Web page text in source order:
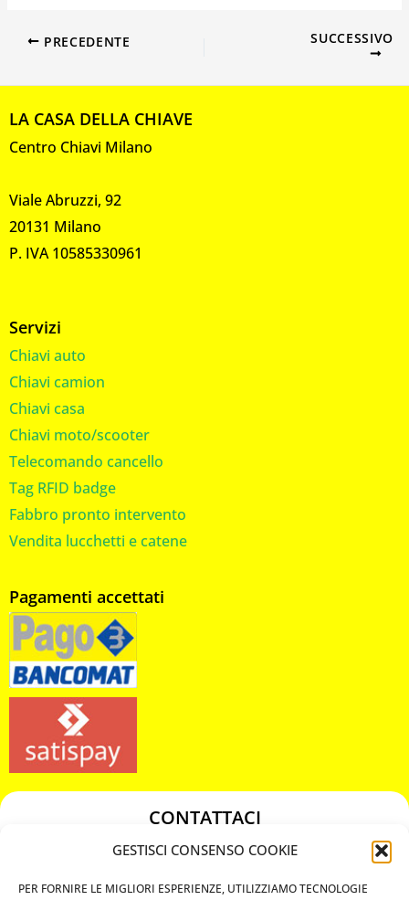
GESTISCI CONSENSO COOKIE
PER FORNIRE LE MIGLIORI ESPERIENZE, UTILIZZIAMO TECNOLOGIE
PRECEDENTE SUCCESSIVO
LA CASA DELLA CHIAVE
Centro Chiavi Milano
Viale Abruzzi, 92
20131 Milano
P. IVA 10585330961
Servizi
Chiavi auto
Chiavi camion
Chiavi casa
Chiavi moto/scooter
Telecomando cancello
Tag RFID badge
Fabbro pronto intervento
Vendita lucchetti e catene
Pagamenti accettati
CONTATTACI
349 3863811